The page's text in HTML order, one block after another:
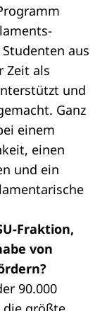
aus
Zeit als
und
Ganz
einem
einen
und ein
Fraktion,
von
90.000